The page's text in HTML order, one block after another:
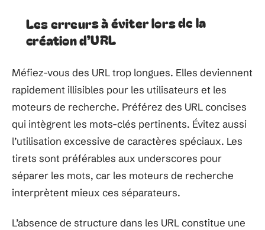
Les erreurs à éviter lors de la
création d’URL
Méfiez-vous des URL trop longues. Elles deviennent
rapidement illisibles pour les utilisateurs et les
moteurs de recherche. Préférez des URL concises
qui intègrent les mots-clés pertinents. Évitez aussi
l’utilisation excessive de caractères spéciaux. Les
tirets sont préférables aux underscores pour
séparer les mots, car les moteurs de recherche
interprètent mieux ces séparateurs.
L’absence de structure dans les URL constitue une